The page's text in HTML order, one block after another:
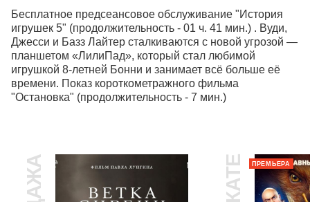
Бесплатное предсеансовое обслуживание "История
игрушек 5" (продолжительность - 01 ч. 41 мин.) . Вуди,
Джесси и Базз Лайтер сталкиваются с новой угрозой —
планшетом «ЛилиПад», который стал любимой
игрушкой 8-летней Бонни и занимает всё больше её
времени. Показ короткометражного фильма
"Остановка" (продолжительность - 7 мин.)
ПРЕМЬЕРА